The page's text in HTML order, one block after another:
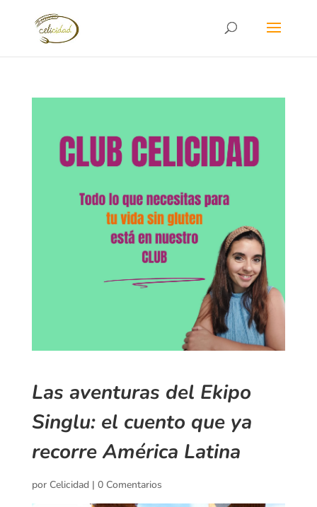
Las aventuras del Ekipo
Singlu: el cuento que ya
recorre América Latina
por Celicidad| 0 Comentarios